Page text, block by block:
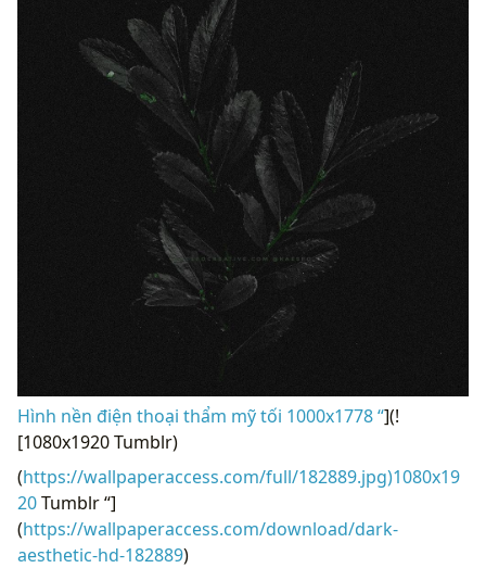
Hình nền điện thoại thẩm mỹ tối 1000x1778 “](!
[1080x1920 Tumblr)
(https://wallpaperaccess.com/full/182889.jpg)1080x19
20Tumblr “]
(https://wallpaperaccess.com/download/dark-
aesthetic-hd-182889)